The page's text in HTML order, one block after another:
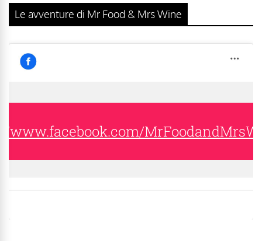
Le avventure di Mr Food & Mrs Wine
www.facebook.com/